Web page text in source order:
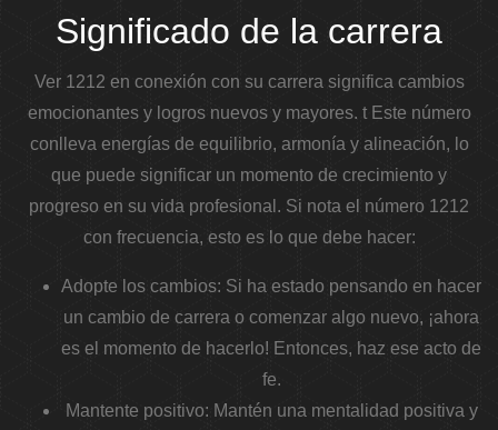
Significado de la carrera
Ver 1212 en conexión con su carrera significa cambios
emocionantes y logros nuevos y mayores. tEste número
conlleva energías de equilibrio, armonía y alineación, lo
que puede significar un momento de crecimiento y
progreso en su vida profesional. Si nota el número 1212
con frecuencia, esto es lo que debe hacer:
Adopte los cambios: Si ha estado pensando en hacer
un cambio de carrera o comenzar algo nuevo, ¡ahora
es el momento de hacerlo! Entonces, haz ese acto de
fe.
Mantente positivo: Mantén una mentalidad positiva y